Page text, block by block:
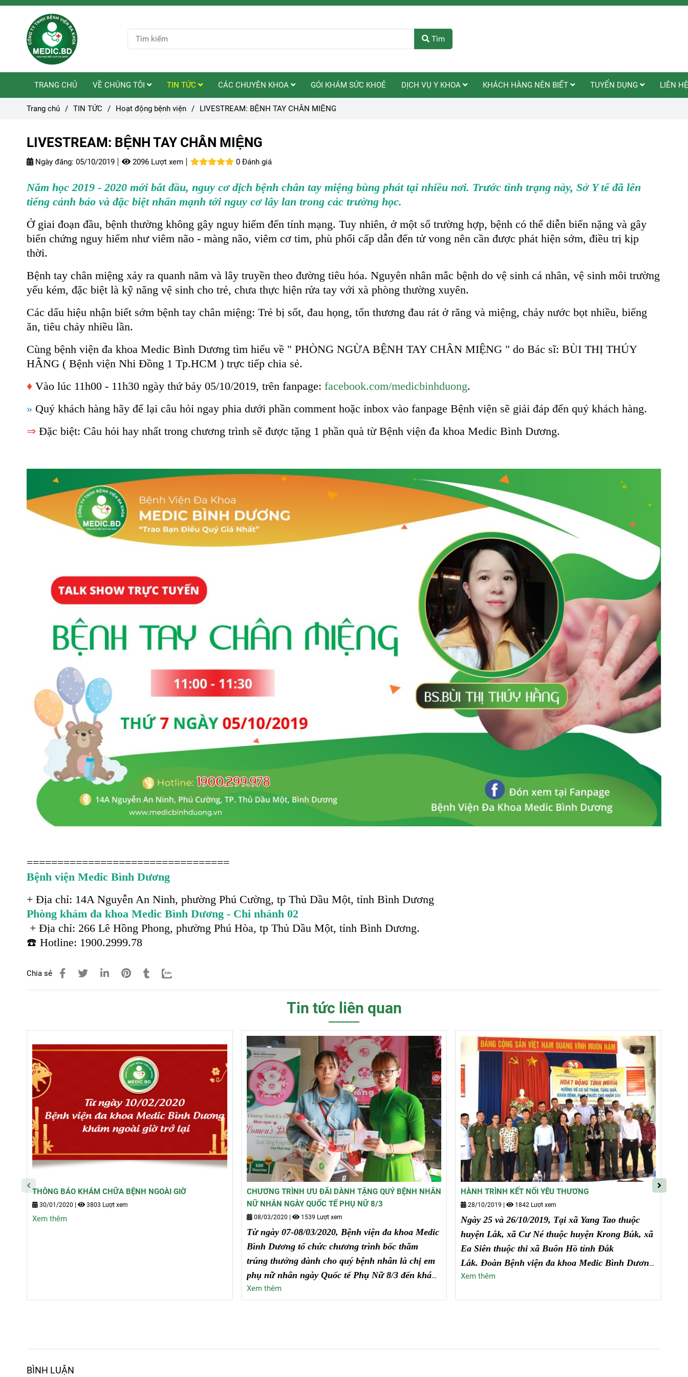
Tìm
TRANG CHỦ VỀ CHÚNG TÔI TIN TỨC CÁC CHUYÊN KHOA GÓI KHÁM SỨC KHOẺ DỊCH VỤ Y KHOA KHÁCH HÀNG NÊN BIẾT TUYỂN DỤNG LIÊN HỆ
Trang chủ / TIN TỨC / Hoạt động bệnh viện / LIVESTREAM: BỆNH TAY CHÂN MIỆNG
LIVESTREAM: BỆNH TAY CHÂN MIỆNG
Ngày đăng: 05/10/2019 2096 Lượt xem 0 Đánh giá
Năm học 2019 - 2020 mới bắt đầu, nguy cơ dịch bệnh chân tay miệng bùng phát tại nhiều nơi. Trước tình trạng này, Sở Y tế đã lên
tiếng cảnh báo và đặc biệt nhấn mạnh tới nguy cơ lây lan trong các trường học.
Ở giai đoạn đầu, bệnh thường không gây nguy hiểm đến tính mạng. Tuy nhiên, ở một số trường hợp, bệnh có thể diễn biến nặng và gây
biến chứng nguy hiểm như viêm não - màng não, viêm cơ tim, phù phổi cấp dẫn đến tử vong nên cần được phát hiện sớm, điều trị kịp
thời.
Bệnh tay chân miệng xảy ra quanh năm và lây truyền theo đường tiêu hóa. Nguyên nhân mắc bệnh do vệ sinh cá nhân, vệ sinh môi trường
yếu kém, đặc biệt là kỹ năng vệ sinh cho trẻ, chưa thực hiện rửa tay với xà phòng thường xuyên.
Các dấu hiệu nhận biết sớm bệnh tay chân miệng: Trẻ bị sốt, đau họng, tổn thương đau rát ở răng và miệng, chảy nước bọt nhiều, biếng
ăn, tiêu chảy nhiều lần.
Cùng bệnh viện đa khoa Medic Bình Dương tìm hiểu về " PHÒNG NGỪA BỆNH TAY CHÂN MIỆNG " do Bác sĩ: BÙI THỊ THÚY
HẰNG ( Bệnh viện Nhi Đồng 1 Tp.HCM ) trực tiếp chia sẻ.
♦ Vào lúc 11h00 - 11h30 ngày thứ bảy 05/10/2019, trên fanpage: facebook.com/medicbinhduong.
» Quý khách hàng hãy để lại câu hỏi ngay phia dưới phần comment hoặc inbox vào fanpage Bệnh viện sẽ giải đáp đến quý khách hàng.
⇒ Đặc biệt: Câu hỏi hay nhất trong chương trình sẽ được tặng 1 phần quà từ Bệnh viện đa khoa Medic Bình Dương.
=================================
Bệnh viện Medic Bình Dương
+ Địa chỉ: 14A Nguyễn An Ninh, phường Phú Cường, tp Thủ Dầu Một, tỉnh Bình Dương
Phòng khám đa khoa Medic Bình Dương - Chi nhánh 02
+ Địa chỉ: 266 Lê Hồng Phong, phường Phú Hòa, tp Thủ Dầu Một, tỉnh Bình Dương.
☎️ Hotline: 1900.2999.78
Chia sẻ
Tin tức liên quan
THÔNG BÁO KHÁM CHỮA BỆNH NGOÀI GIỜ
30/01/2020 3803 Lượt xem
Xem thêm
CHƯƠNG TRÌNH ƯU ĐÃI DÀNH TẶNG QUÝ BỆNH NHÂN
NỮ NHÂN NGÀY QUỐC TẾ PHỤ NỮ 8/3
08/03/2020 1539 Lượt xem
Từ ngày 07-08/03/2020, Bệnh viện đa khoa Medic
Bình Dương tổ chức chương trình bốc thăm
trúng thưởng dành cho quý bệnh nhân là chị em
phụ nữ nhân ngày Quốc tế Phụ Nữ 8/3 đến khám
bệnh, chữa bệnh tại bệnh viện, nhằm khích lệ
tinh thần, tạo niềm vui và gia tăng sự gắn kết
Xem thêm
HÀNH TRÌNH KẾT NỐI YÊU THƯƠNG
28/10/2019 | 1842 Lượt xem
Ngày 25 và 26/10/2019, Tại xã Yang Tao thuộc
huyện Lắk, xã Cư Né thuộc huyện Krong Búk, xã
Ea Siên thuộc thi xã Buôn Hồ tỉnh Đắk
Lắk. Đoàn Bệnh viện đa khoa Medic Bình Dương
phối hợp với Đoàn Nhân đạo Thiện Tâm tổ chức
Xem thêm
BÌNH LUẬN